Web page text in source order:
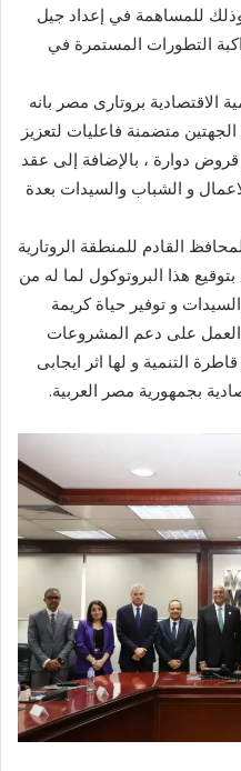
وذلك للمساهمة في إعداد جيل
التطورات المستمرة في
الاقتصادية بروتارى مصر بانه
متضمنة فاعليات لتعزيز
دوارة ، بالإضافة إلى عقد
و الشباب والسيدات بعدة
القادم للمنطقة الروتارية
عن سعادته بتوقيع هذا البروتوكول لما له من
و توفير حياة كريمة
العمل على دعم المشروعات
التنمية و لها اثر ايجابى
بجمهورية مصر العربية.